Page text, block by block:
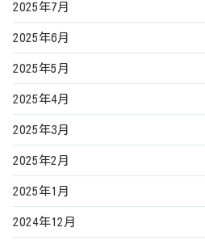
2025年7月
2025年6月
2025年5月
2025年4月
2025年3月
2025年2月
2025年1月
2024年12月